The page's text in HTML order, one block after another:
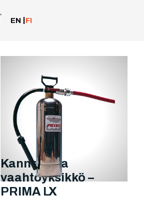
EN FI
Kannettava
vaahtoyksikkö –
PRIMA LX